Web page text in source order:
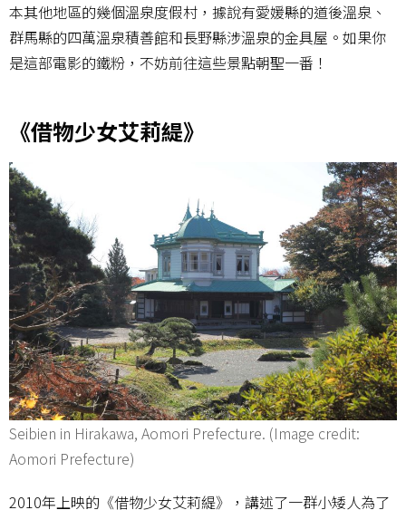
本其他地區的幾個溫泉度假村，據說有愛媛縣的道後溫泉、
群馬縣的四萬溫泉積善館和長野縣涉溫泉的金具屋。如果你
是這部電影的鐵粉，不妨前往這些景點朝聖一番！
《借物少女艾莉緹》
Seibien in Hirakawa, Aomori Prefecture. (Image credit:
Aomori Prefecture)
2010年上映的《借物少女艾莉緹》，講述了一群小矮人為了